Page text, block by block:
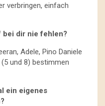
verbringen, einfach
bei dir nie fehlen?
Adele, Pino Daniele
und 8) bestimmen
ein eigenes